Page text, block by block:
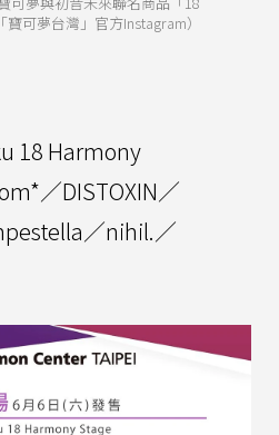
可夢台灣」官方Instagram）
18 Harmony
／DISTOXIN／
／nihil.／